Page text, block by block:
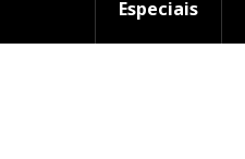
Especiais